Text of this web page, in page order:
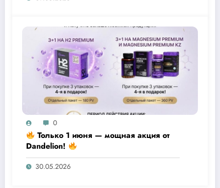
0
Только 1 июня — мощная акция от
Dandelion!
30.05.2026